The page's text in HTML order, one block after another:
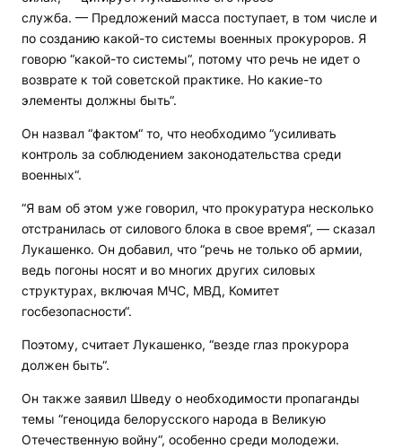
служба. — Предложений масса поступает, в том числе и
по созданию какой-то системы военных прокуроров. Я
говорю “какой-то системы“, потому что речь не идет о
возврате к той советской практике. Но какие-то
элементы должны быть“.
Он назвал “фактом“ то, что необходимо “усиливать
контроль за соблюдением законодательства среди
военных“.
“Я вам об этом уже говорил, что прокуратура несколько
отстранилась от силового блока в свое время“, — сказал
Лукашенко. Он добавил, что “речь не только об армии,
ведь погоны носят и во многих других силовых
структурах, включая МЧС, МВД, Комитет
госбезопасности“.
Поэтому, считает Лукашенко, “везде глаз прокурора
должен быть“.
Он также заявил Шведу о необходимости пропаганды
темы “геноцида белорусского народа в Великую
Отечественную войну“, особенно среди молодежи.